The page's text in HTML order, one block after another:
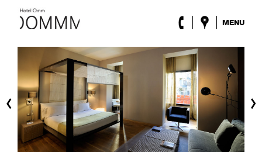
MENU
l’Hôtel
Roca Barcelona
Spa
Terrasse
Lobby & Club
Évènements
Promotions
‹ ›